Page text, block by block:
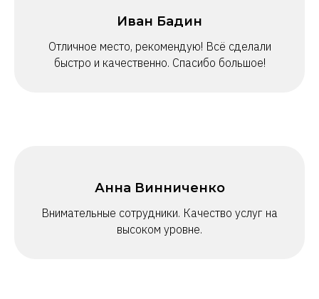
безопасности до
охраны труда «под ключ»
Иван Бадин
Отличное место, рекомендую! Всё сделали
быстро и качественно. Спасибо большое!
Анна Винниченко
Внимательные сотрудники. Качество услуг на
высоком уровне.